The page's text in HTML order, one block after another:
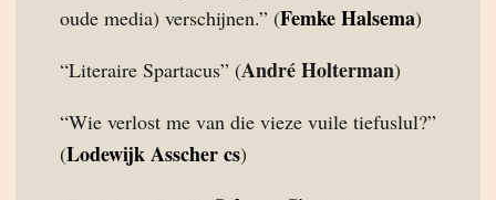
oude media) verschijnen.” (Femke Halsema)
“Literaire Spartacus” (André Holterman)
“Wie verlost me van die vieze vuile tiefuslul?”
(Lodewijk Asscher cs)